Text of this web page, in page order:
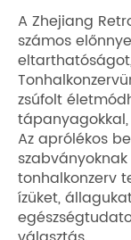
A Zhejiang
számos
zsúfolt
Az aprólékos
tonhalkonzerv
ízüket,